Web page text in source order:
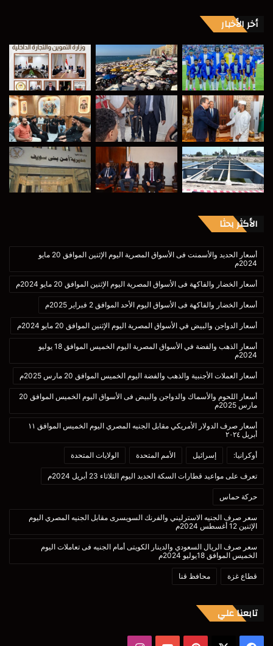
أخر الأخبار
الأكثر بحثا
أسعار الحديد والأسمنت فى الأسواق المصرية اليوم الإثنين الموافق 20 مايو
2024م
أسعار الخضار والفاكهة فى الأسواق المصرية اليوم الإثنين الموافق 20 مايو 2024م
أسعار الخضار والفاكهة فى الأسواق اليوم الأحد الموافق 2 فبراير 2025م
أسعار الدواجن والبيض في الأسواق المصرية اليوم الإثنين الموافق 20 مايو 2024م
أسعار الذهب والفضة في الأسواق المصرية اليوم الخميس الموافق 18 يوليو
2024م
أسعار العملات الأجنبية والذهب والفضة اليوم الخميس الموافق 20 مارس 2025م
أسعار اللحوم والأسماك والدواجن والبيض فى الأسواق اليوم الخميس الموافق 20
مارس 2025م
أسعار صرف الدولار الأمريكي مقابل الجنيه المصري اليوم الخميس الموافق ١١
أبريل ٢٠٢٤
أوكرانيا: إسرائيل الأمم المتحدة الولايات المتحدة
تعرف على مواعيد قطارات السكة الحديد اليوم الثلاثاء 23 أبريل 2024م
حركة حماس
سعر صرف الجنيه الاسترليني والفرنك السويسرى مقابل الجنيه المصري اليوم
الإثنين 12 أغسطس 2024م
سعر صرف الريال السعودي والدينار الكويتى أمام الجنيه فى تعاملات اليوم
الخميس الموافق 18يوليو 2024م
قطاع غزة محافظ قنا
تابعنا علي